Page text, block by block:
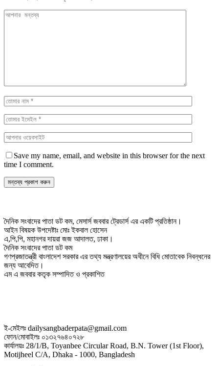
Save my name, email, and website in this browser for the next
time I comment.
দৈনিক সংবাদের পাতা ডট কম, মেসার্স জববার ট্রেডার্স এর একটি প্রতিষ্ঠান।
আইন বিষয়ক উপদেষ্টাঃ মোঃ ইকবাল হোসেন
এ,পি,পি, মহানগর দায়রা জজ আদালত, ঢাকা।
দৈনিক সংবাদের পাতা ডট কম
গণপ্রজাতন্ত্রী বাংলাদেশ সরকার এর তথ্য মন্ত্রণালয়ের অধীনে বিধি মোতাবেক নিবন্ধনের
জন্য আবেদিত।
এম এ জববার কতৃক সম্পাদিত ও প্রকাশিত
ই-মেইলঃ dailysangbaderpata@gmail.com
ফোন/মোবাইলঃ ০১৩২৭৬৪০৭২৮
কার্যালয়ঃ 28/1/B, Toyanbee Circular Road, B.N. Tower (1st Floor),
Motijheel C/A, Dhaka - 1000, Bangladesh